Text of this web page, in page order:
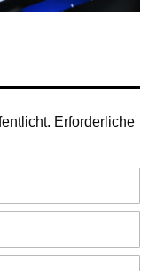
Erforderliche